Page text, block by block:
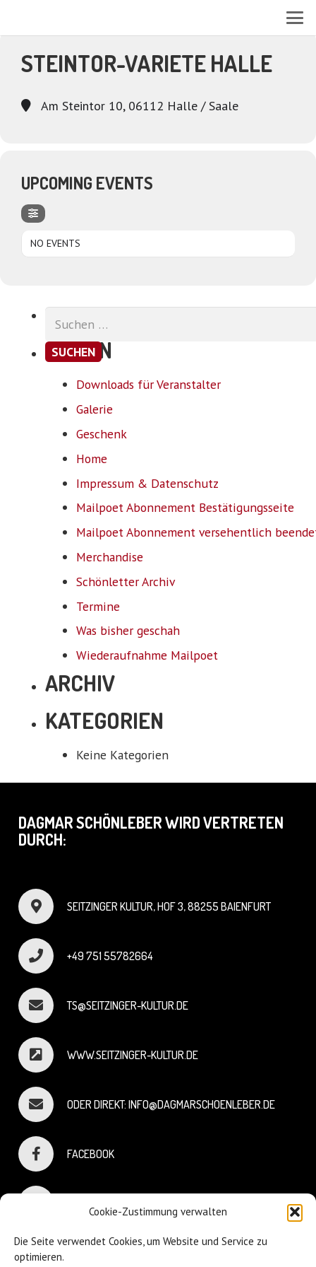
Cookie-Zustimmung verwalten
Die Seite verwendet Cookies, um Website und Service zu
optimieren.
STEINTOR-VARIETE HALLE
Am Steintor 10, 06112 Halle / Saale
UPCOMING EVENTS
NO EVENTS
nach:
SEITEN
Downloads für Veranstalter
Galerie
Geschenk
Home
Impressum & Datenschutz
Mailpoet Abonnement Bestätigungsseite
Mailpoet Abonnement versehentlich
Merchandise
Schönletter Archiv
Termine
Was bisher geschah
Wiederaufnahme Mailpoet
ARCHIV
KATEGORIEN
Keine Kategorien
DAGMAR SCHÖNLEBER WIRD VERTRETEN
DURCH:
SEITZINGER KULTUR, HOF 3, 88255 BAIENFURT
+49 751 55782664
TS@SEITZINGER-KULTUR.DE
WWW.SEITZINGER-KULTUR.DE
ODER DIREKT: INFO@DAGMARSCHOENLEBER.DE
FACEBOOK